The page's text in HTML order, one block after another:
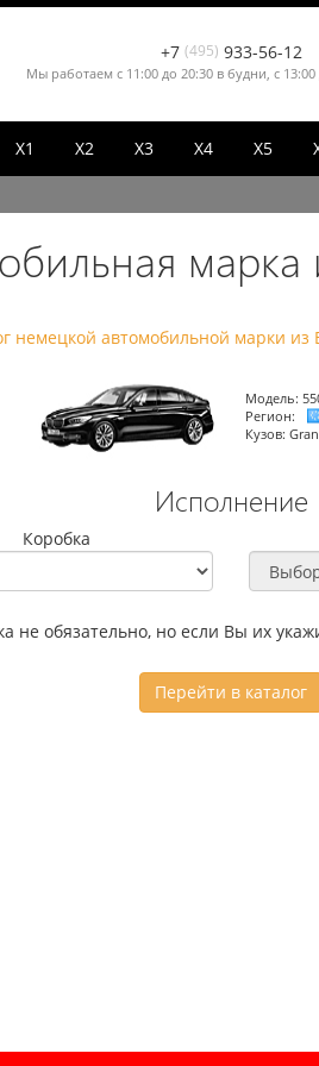
+7 (495) 933-56-12
Мы работаем с 11:00 до 20:30 в будни, с 13:00
X1 X2 X3 X4 X5
немецкой автомобильной марки из
Модель:
Регион:
Кузов:
Исполнение
Коробка
не обязательно, но если Вы их
Перейти в каталог